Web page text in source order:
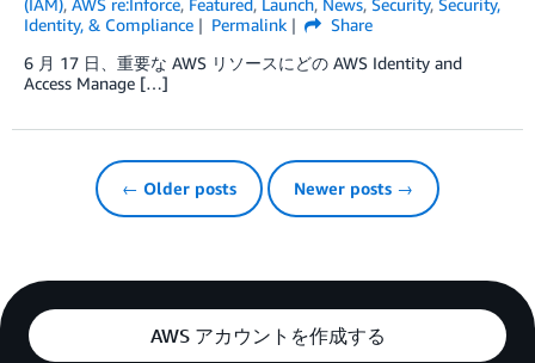
Identity, & Compliance
Permalink
Share
6 月 17 日、重要な AWS リソースにどの AWS Identity and
Access Manage […]
← Older posts Newer posts →
AWS アカウントを作成する